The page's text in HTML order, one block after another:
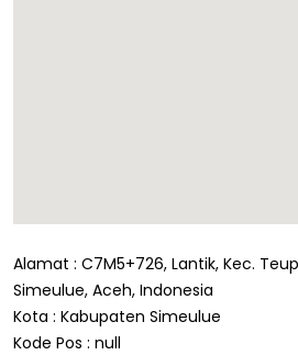
Alamat : C7M5+726, Lantik, Kec.
Simeulue, Aceh, Indonesia
Kota : Kabupaten Simeulue
Kode Pos : null